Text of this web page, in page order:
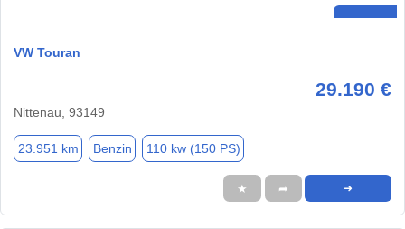
VW Touran
29.190 €
Nittenau, 93149
23.951 km Benzin 110 kw (150 PS)
★ ➦ ➜